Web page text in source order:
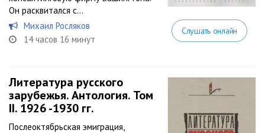
Он расквитался с...
Михаил Росляков
14 часов 16 минут
Слушать онлайн
Литература русского
зарубежья. Антология. Том
II. 1926 -1930 гг.
Послеоктябрьская эмиграция,